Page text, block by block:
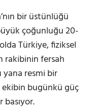
bir üstünlüğü
çoğunluğu 20-
Türkiye, fiziksel
rakibinin fersah
yana resmi bir
ekibin bugünkü güç
basıyor.